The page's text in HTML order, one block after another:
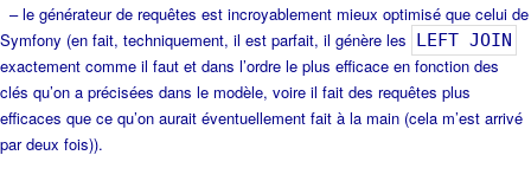
– le générateur de requêtes est incroyablement mieux optimisé que celui de
Symfony (en fait, techniquement, il est parfait, il génère les LEFT JOIN
exactement comme il faut et dans l’ordre le plus efficace en fonction des
clés qu’on a précisées dans le modèle, voire il fait des requêtes plus
efficaces que ce qu’on aurait éventuellement fait à la main (cela m’est arrivé
par deux fois)).